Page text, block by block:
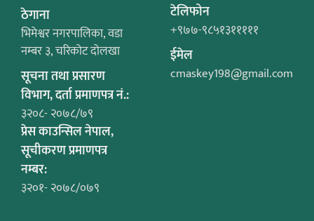
ठेगाना
भिमेश्वर नगरपालिका, वडा
नम्बर ३, चरिकोट दोलखा
सूचना तथा प्रसारण
विभाग, दर्ता प्रमाणपत्र नं.:
३२०८- २०७८/७९
प्रेस काउन्सिल नेपाल,
सूचीकरण प्रमाणपत्र
नम्बर:
३२०१- २०७८/०७९
टेलिफोन
+९७७-९८५१३१११११
ईमेल
cmaskey198@gmail.com